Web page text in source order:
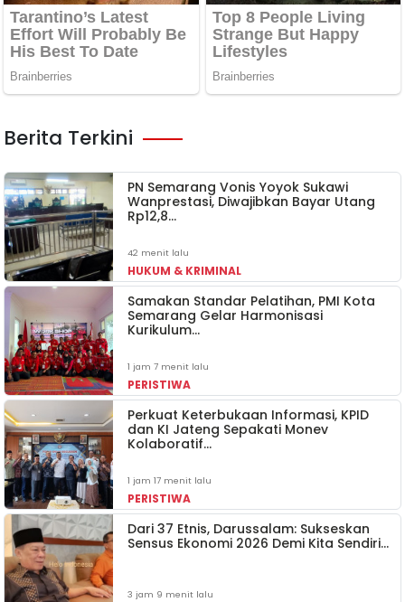
Berita Terkini
PN Semarang Vonis Yoyok Sukawi
Wanprestasi, Diwajibkan Bayar Utang
Rp12,8…
42 menit lalu
HUKUM & KRIMINAL
Samakan Standar Pelatihan, PMI Kota
Semarang Gelar Harmonisasi
Kurikulum…
1 jam 7 menit lalu
PERISTIWA
Perkuat Keterbukaan Informasi, KPID
dan KI Jateng Sepakati Monev
Kolaboratif…
1 jam 17 menit lalu
PERISTIWA
Dari 37 Etnis, Darussalam: Sukseskan
Sensus Ekonomi 2026 Demi Kita Sendiri…
3 jam 9 menit lalu